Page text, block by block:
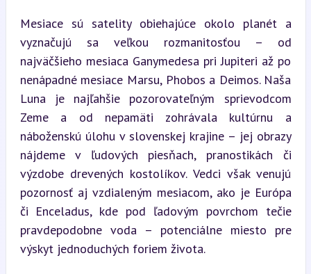
Mesiace sú satelity obiehajúce okolo planét a
vyznačujú sa veľkou rozmanitosťou – od
najväčšieho mesiaca Ganymedesa pri Jupiteri až po
nenápadné mesiace Marsu, Phobos a Deimos. Naša
Luna je najľahšie pozorovateľným sprievodcom
Zeme a od nepamäti zohrávala kultúrnu a
náboženskú úlohu v slovenskej krajine – jej obrazy
nájdeme v ľudových piesňach, pranostikách či
výzdobe drevených kostolíkov. Vedci však venujú
pozornosť aj vzdialeným mesiacom, ako je Európa
či Enceladus, kde pod ľadovým povrchom tečie
pravdepodobne voda – potenciálne miesto pre
výskyt jednoduchých foriem života.